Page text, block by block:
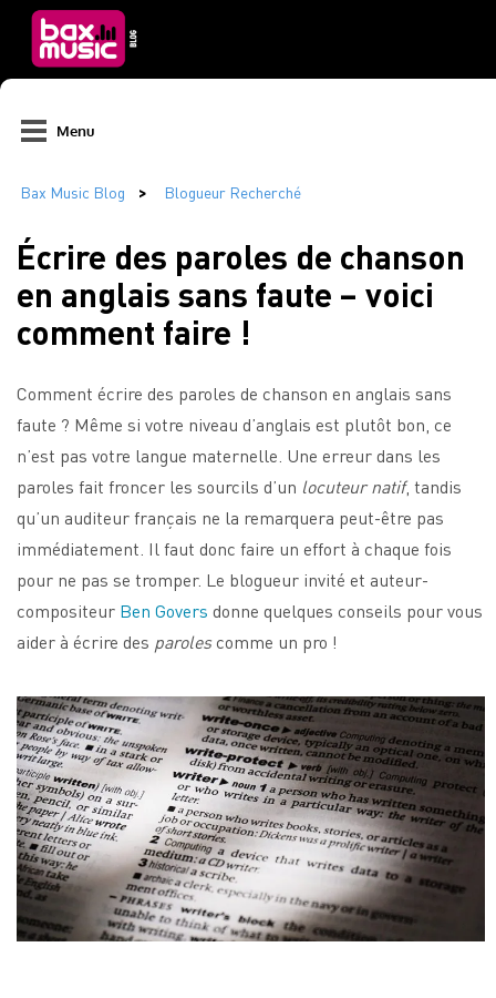
Menu
Écrire des paroles de chanson
en anglais sans faute – voici
comment faire !
Comment écrire des paroles de chanson en anglais sans
faute ? Même si votre niveau d’anglais est plutôt bon, ce
n’est pas votre langue maternelle. Une erreur dans les
paroles fait froncer les sourcils d’un locuteur natif, tandis
qu’un auditeur français ne la remarquera peut-être pas
immédiatement. Il faut donc faire un effort à chaque fois
pour ne pas se tromper. Le blogueur invité et auteur-
compositeur Ben Govers donne quelques conseils pour vous
aider à écrire des parolescomme un pro !